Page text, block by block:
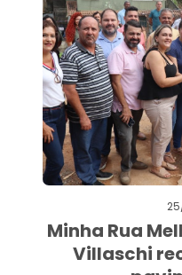
Minha Rua
Villaschi